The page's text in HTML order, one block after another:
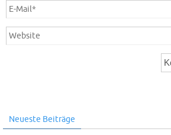
Neueste Beiträge